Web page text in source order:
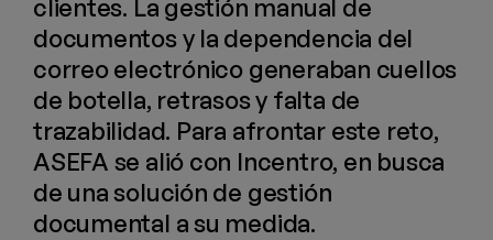
clientes. La gestión manual de
documentos y la dependencia del
correo electrónico generaban cuellos
de botella, retrasos y falta de
trazabilidad. Para afrontar este reto,
ASEFA se alió con Incentro, en busca
de una solución de gestión
documental a su medida.